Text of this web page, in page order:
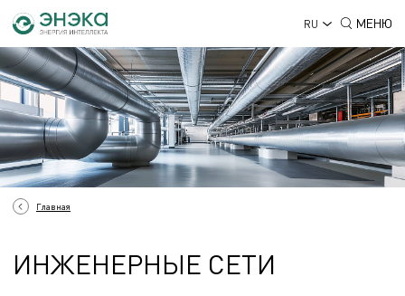
RU МЕНЮ
Главная
ИНЖЕНЕРНЫЕ СЕТИ